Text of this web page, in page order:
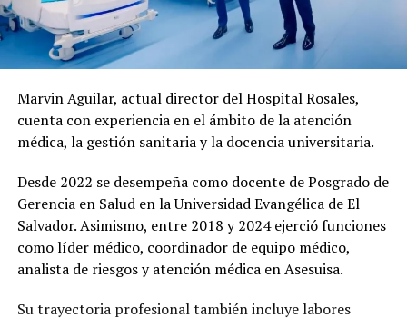
Marvin Aguilar, actual director del Hospital Rosales,
cuenta con experiencia en el ámbito de la atención
médica, la gestión sanitaria y la docencia universitaria.
Desde 2022 se desempeña como docente de Posgrado de
Gerencia en Salud en la Universidad Evangélica de El
Salvador. Asimismo, entre 2018 y 2024 ejerció funciones
como líder médico, coordinador de equipo médico,
analista de riesgos y atención médica en Asesuisa.
Su trayectoria profesional también incluye labores